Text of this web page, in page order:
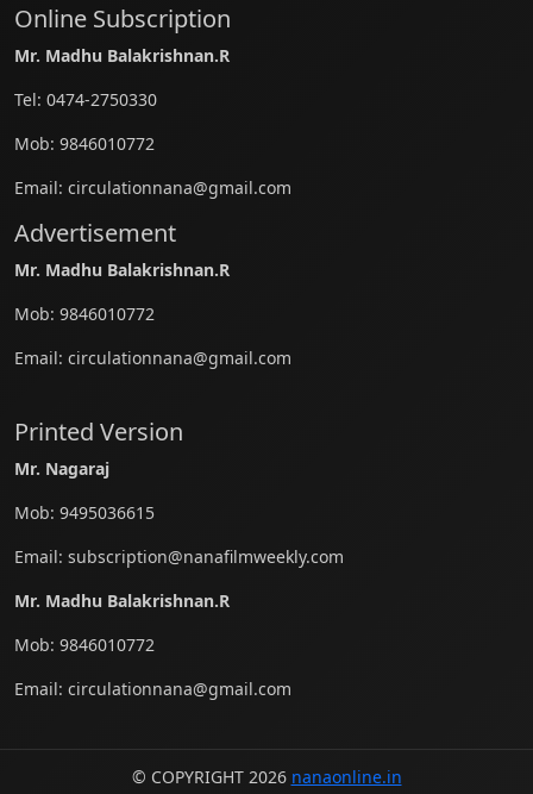
Online Subscription
Mr. Madhu Balakrishnan.R
Tel: 0474-2750330
Mob: 9846010772
Email: circulationnana@gmail.com
Advertisement
Mr. Madhu Balakrishnan.R
Mob: 9846010772
Email: circulationnana@gmail.com
Printed Version
Mr. Nagaraj
Mob: 9495036615
Email: subscription@nanafilmweekly.com
Mr. Madhu Balakrishnan.R
Mob: 9846010772
Email: circulationnana@gmail.com
© COPYRIGHT 2026 nanaonline.in